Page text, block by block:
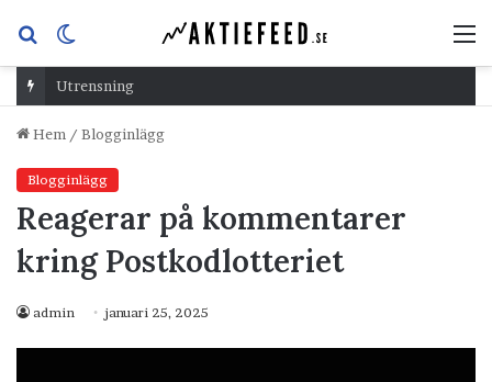
Sök
efterskin
Utrensning
Hem / Blogginlägg
Blogginlägg
Reagerar på kommentarer
kring Postkodlotteriet
admin januari 25, 2025